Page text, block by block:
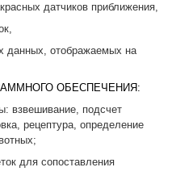
датчиков приближения,
данных, отображаемых на
ОБЕСПЕЧЕНИЯ:
взвешивание, подсчет
рецептура, определение
для сопоставления